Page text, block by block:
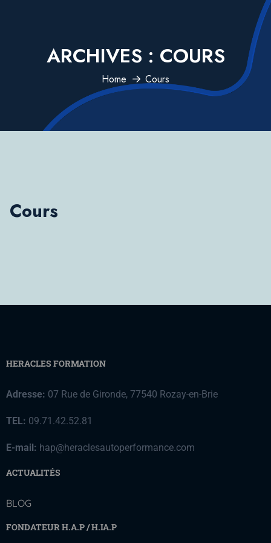
ARCHIVES : COURS
Home Cours
Cours
HERACLES FORMATION
Adresse: 07 Rue de Gironde, 77540 Rozay-en-Brie
TEL: 09.71.42.52.81
E-mail: hap@heraclesautoperformance.com
ACTUALITÉS
BLOG
FONDATEUR H.A.P / H.IA.P